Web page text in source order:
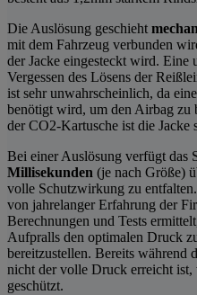
Die Auslösung geschieht
mit dem Fahrzeug verbunden
der Jacke eingesteckt wird. Eine
Vergessen des Lösens der
ist sehr unwahrscheinlich, da
benötigt wird, um den Airbag zu
der CO2-Kartusche ist die Jacke
Bei einer Auslösung verfügt das
Millisekunden (je nach Größe)
volle Schutzwirkung zu
von jahrelanger Erfahrung der
Berechnungen und Tests
Aufpralls den optimalen Druck
bereitzustellen. Bereits während
nicht der volle Druck erreicht
geschützt.